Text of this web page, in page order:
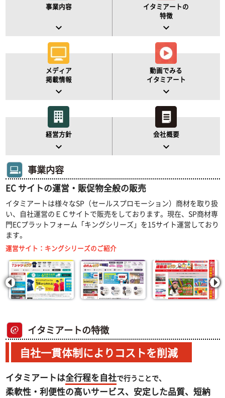
事業内容
keyboard_arrow_down
イタミアートの
特徴
keyboard_arrow_down
メディア
掲載情報
keyboard_arrow_down
動画でみる
イタミアート
keyboard_arrow_down
経営方針
keyboard_arrow_down
会社概要
keyboard_arrow_down
事業内容
EC サイトの運営・販促物全般の販売
イタミアートは様々なSP（セールスプロモーション）商材を取り扱
い、自社運営のＥＣサイトで販売をしております。現在、SP商材専
門ECプラットフォーム「キングシリーズ」を15サイト運営しており
ます。
運営サイト：キングシリーズのご紹介
イタミアートの特徴
自社一貫体制によりコストを削減
イタミアートは全行程を自社で行うことで、
柔軟性・利便性の高いサービス、安定した品質、短納